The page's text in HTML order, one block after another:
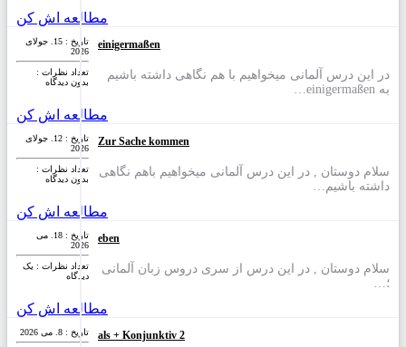
مطالعه اش کن
تاریخ : 15. جولای
2026
تعداد نظرات‌ :
بدون دیدگاه
einigermaßen
در این درس آلمانی میخواهیم با هم نگاهی داشته باشیم
به einigermaßen…
مطالعه اش کن
تاریخ : 12. جولای
2026
تعداد نظرات‌ :
بدون دیدگاه
Zur Sache kommen
سلام دوستان , در این درس آلمانی میخواهیم باهم نگاهی
داشته باشیم…
مطالعه اش کن
تاریخ : 18. می
2026
تعداد نظرات‌ : یک
دیدگاه
eben
سلام دوستان , در این درس از سری دروس زبان آلمانی
؛…
مطالعه اش کن
تاریخ : 8. می 2026 als + Konjunktiv 2